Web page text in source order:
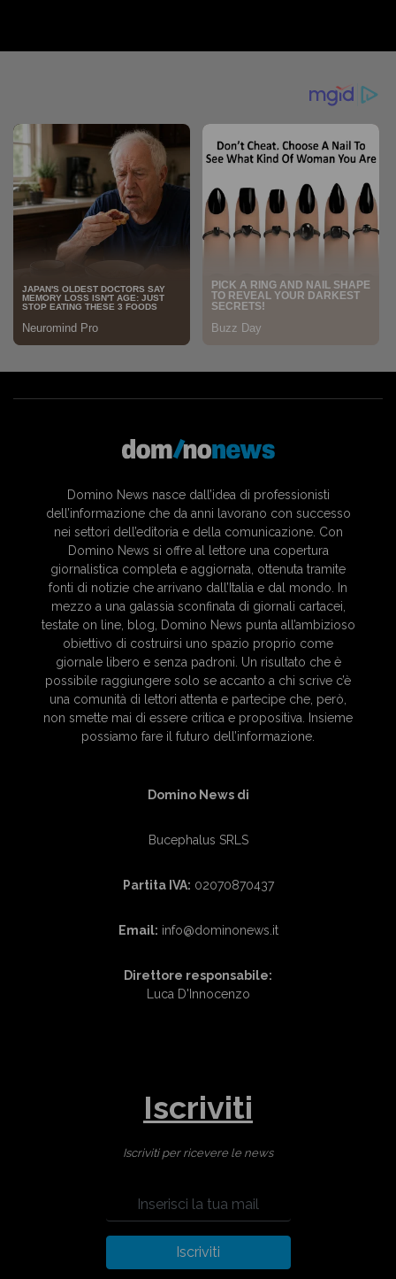
Domino News nasce dall’idea di professionisti
dell’informazione che da anni lavorano con successo
nei settori dell’editoria e della comunicazione. Con
Domino News si offre al lettore una copertura
giornalistica completa e aggiornata, ottenuta tramite
fonti di notizie che arrivano dall’Italia e dal mondo. In
mezzo a una galassia sconfinata di giornali cartacei,
testate on line, blog, Domino News punta all’ambizioso
obiettivo di costruirsi uno spazio proprio come
giornale libero e senza padroni. Un risultato che è
possibile raggiungere solo se accanto a chi scrive c’è
una comunità di lettori attenta e partecipe che, però,
non smette mai di essere critica e propositiva. Insieme
possiamo fare il futuro dell’informazione.
Domino News di
Bucephalus SRLS
Partita IVA: 02070870437
Email: info@dominonews.it
Direttore responsabile:
Luca D'Innocenzo
Iscriviti
Iscriviti per ricevere le news
Iscriviti